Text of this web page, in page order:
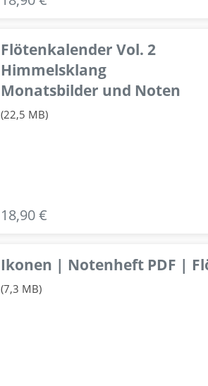
Flötenkalender Vol. 2
Himmelsklang
Monatsbilder und Noten
(22,5 MB)
18,90 €
Ikonen | Notenheft PDF |
(7,3 MB)